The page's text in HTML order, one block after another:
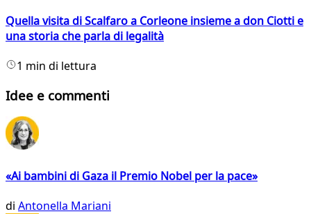
Quella visita di Scalfaro a Corleone insieme a don Ciotti e
una storia che parla di legalità
1 min di lettura
Idee e commenti
«Ai bambini di Gaza il Premio Nobel per la pace»
di Antonella Mariani